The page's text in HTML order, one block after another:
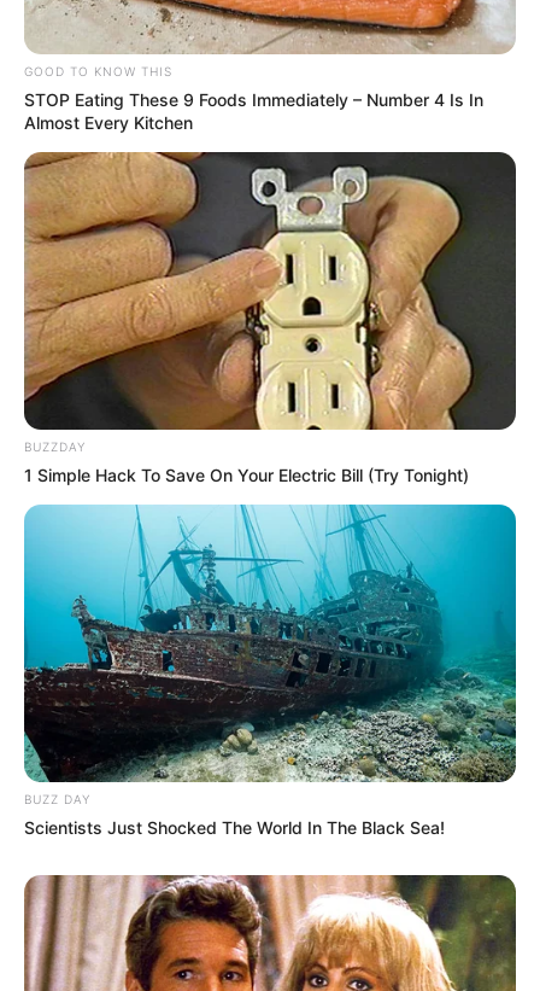
GOOD TO KNOW THIS
STOP Eating These 9 Foods Immediately – Number 4 Is In
Almost Every Kitchen
BUZZDAY
1 Simple Hack To Save On Your Electric Bill (Try Tonight)
BUZZ DAY
Scientists Just Shocked The World In The Black Sea!